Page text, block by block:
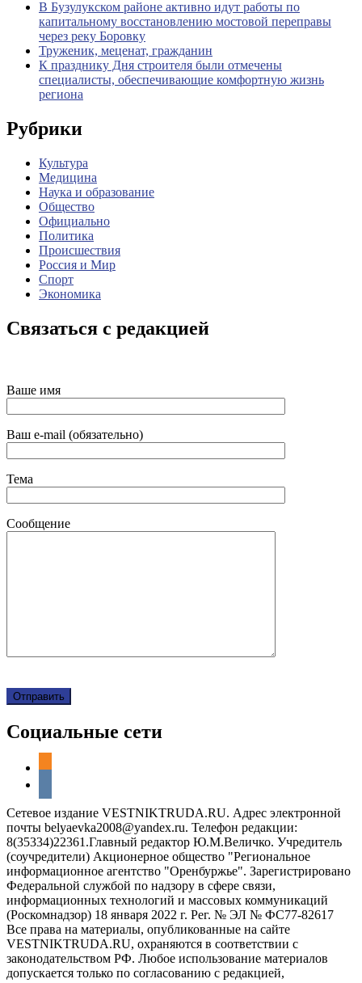
В Бузулукском районе активно идут работы по
капитальному восстановлению мостовой переправы
через реку Боровку
Труженик, меценат, гражданин
К празднику Дня строителя были отмечены
специалисты, обеспечивающие комфортную жизнь
региона
Рубрики
Культура
Медицина
Наука и образование
Общество
Официально
Политика
Происшествия
Россия и Мир
Спорт
Экономика
Связаться с редакцией
Ваше имя
Ваш e-mail (обязательно)
Тема
Сообщение
Социальные сети
Сетевое издание VESTNIKTRUDA.RU. Адрес электронной
почты belyaevka2008@yandex.ru. Телефон редакции:
8(35334)22361.Главный редактор Ю.М.Величко. Учредитель
(соучредители) Акционерное общество "Региональное
информационное агентство "Оренбуржье". Зарегистрировано
Федеральной службой по надзору в сфере связи,
информационных технологий и массовых коммуникаций
(Роскомнадзор) 18 января 2022 г. Рег. № ЭЛ № ФС77-82617
Все права на материалы, опубликованные на сайте
VESTNIKTRUDA.RU, охраняются в соответствии с
законодательством РФ. Любое использование материалов
допускается только по согласованию с редакцией,